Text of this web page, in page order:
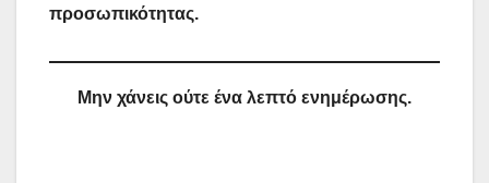
προσωπικότητας.
Μην χάνεις ούτε ένα λεπτό ενημέρωσης.